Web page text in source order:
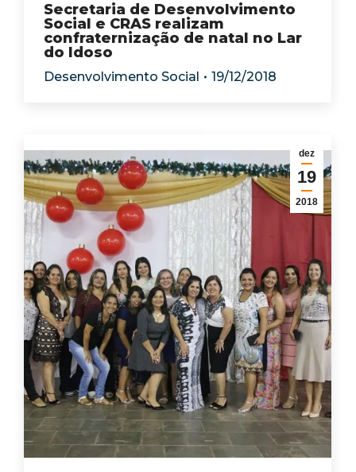
Secretaria de Desenvolvimento
Social e CRAS realizam
confraternização de natal no Lar
do Idoso
Desenvolvimento Social 19/12/2018
dez
19
2018